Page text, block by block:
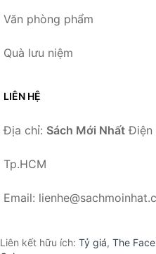
Văn phòng phẩm
Quà lưu niệm
LIÊN HỆ
Địa chỉ: Sách Mới Nhất Điện
Tp.HCM
Email:
Liên kết hữu ích: Tỷ giá, The